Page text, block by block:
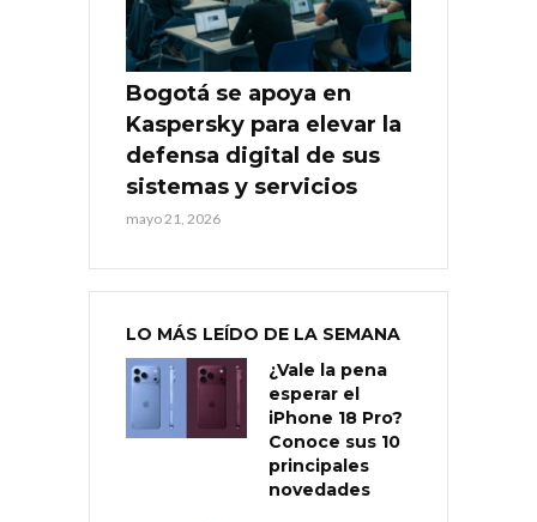
Bogotá se apoya en
Kaspersky para elevar la
defensa digital de sus
sistemas y servicios
mayo 21, 2026
LO MÁS LEÍDO DE LA SEMANA
¿Vale la pena
esperar el
iPhone 18 Pro?
Conoce sus 10
principales
novedades